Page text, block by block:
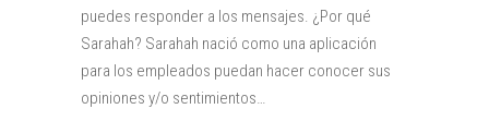
puedes responder a los mensajes. ¿Por qué
Sarahah? Sarahah nació como una aplicación
para los empleados puedan hacer conocer sus
opiniones y/o sentimientos…